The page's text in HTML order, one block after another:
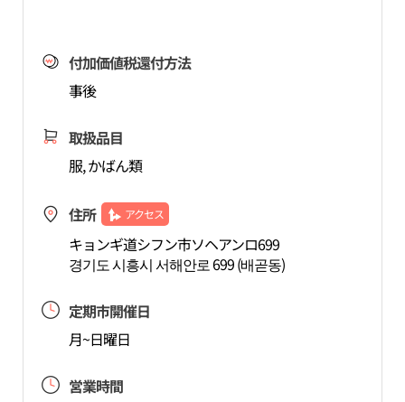
付加価値税還付方法
事後
取扱品目
服, かばん類
住所 アクセス
キョンギ道シフン市ソヘアンロ699
경기도 시흥시 서해안로 699 (배곧동)
定期市開催日
月~日曜日
営業時間